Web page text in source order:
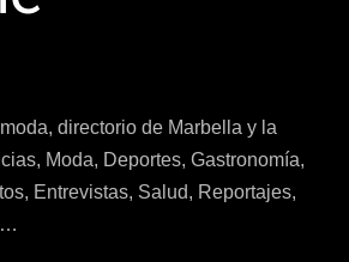
directorio de Marbella y la
Moda, Deportes, Gastronomía,
Entrevistas, Salud, Reportajes,